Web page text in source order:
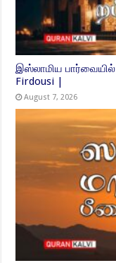
இஸ்லாமிய
Firdousi |
August 7, 2026